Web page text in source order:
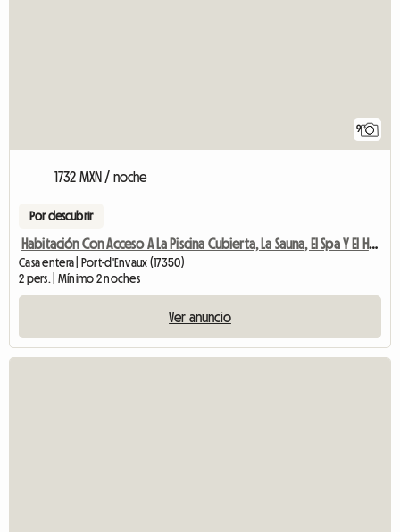
9
1732 MXN / noche
Por descubrir
Habitación Con Acceso A La Piscina Cubierta, La Sauna, El Spa Y El Hamm
Casa entera | Port-d'Envaux (17350)
2 pers. | Mínimo 2 noches
Ver anuncio